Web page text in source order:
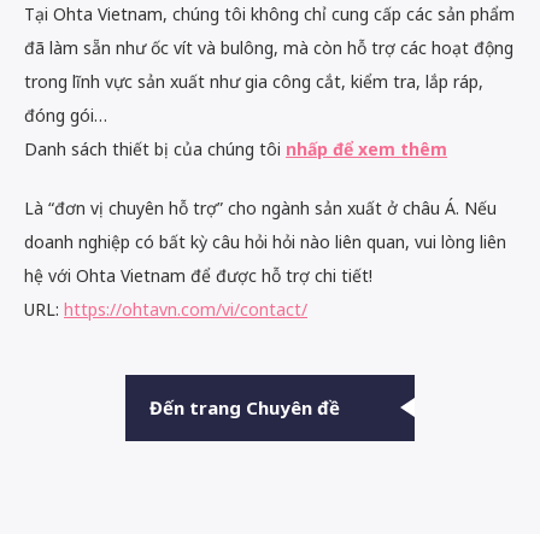
Tại Ohta Vietnam, chúng tôi không chỉ cung cấp các sản phẩm
đã làm sẵn như ốc vít và bulông, mà còn hỗ trợ các hoạt động
trong lĩnh vực sản xuất như gia công cắt, kiểm tra, lắp ráp,
đóng gói…
Danh sách thiết bị của chúng tôi nhấp để xem thêm
Là “đơn vị chuyên hỗ trợ” cho ngành sản xuất ở châu Á. Nếu
doanh nghiệp có bất kỳ câu hỏi hỏi nào liên quan, vui lòng liên
hệ với Ohta Vietnam để được hỗ trợ chi tiết!
URL: https://ohtavn.com/vi/contact/
Đến trang Chuyên đề